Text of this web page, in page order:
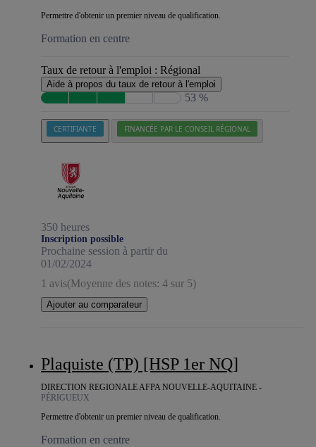
Permettre d'obtenir un premier niveau de qualification.
Formation en centre
Taux de retour à l'emploi : Régional
Aide à propos du taux de retour à l'emploi
53 %
CERTIFIANTE FINANCÉE PAR LE CONSEIL RÉGIONAL
350 heures
Inscription possible
Prochaine session à partir du
01/02/2024
1 avis(Moyenne des notes: 4 sur 5)
Ajouter au comparateur
Plaquiste (TP) [HSP 1er NQ]
DIRECTION REGIONALE AFPA NOUVELLE-AQUITAINE -
PÉRIGUEUX
Permettre d'obtenir un premier niveau de qualification.
Formation en centre